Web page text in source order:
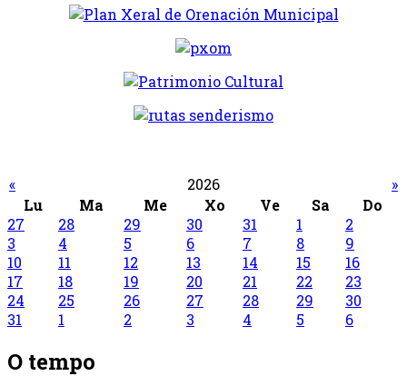
« 2026
»
Lu
Ma Me Xo Ve Sa
Do
27
28 29 30 31 1
2
3
4 5 6 7 8
9
10
11 12 13 14 15
16
17
18 19 20 21 22
23
24
25 26 27 28 29
30
31
1 2 3 4 5 6
O tempo